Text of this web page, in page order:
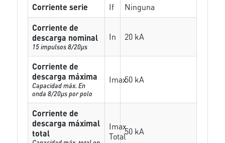
Corriente serie If
Ninguna
Corriente de
descarga nominal
15 impulsos 8/20µs
In 20 kA
Corriente de
descarga máxima
Capacidad máx. En
onda 8/20µs por polo
Imax50 kA
Corriente de
descarga máximal
total
Imax
Total50 kA